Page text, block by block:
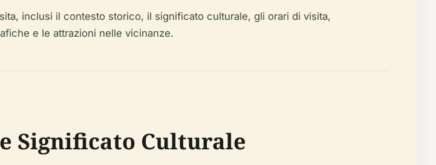
inclusi il contesto storico, il significato culturale, gli orari di visita,
e le attrazioni nelle vicinanze.
Significato Culturale